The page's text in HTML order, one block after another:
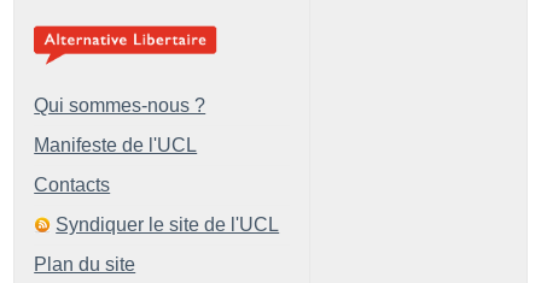
Qui sommes-nous ?
Manifeste de l'UCL
Contacts
Syndiquer le site de l'UCL
Plan du site